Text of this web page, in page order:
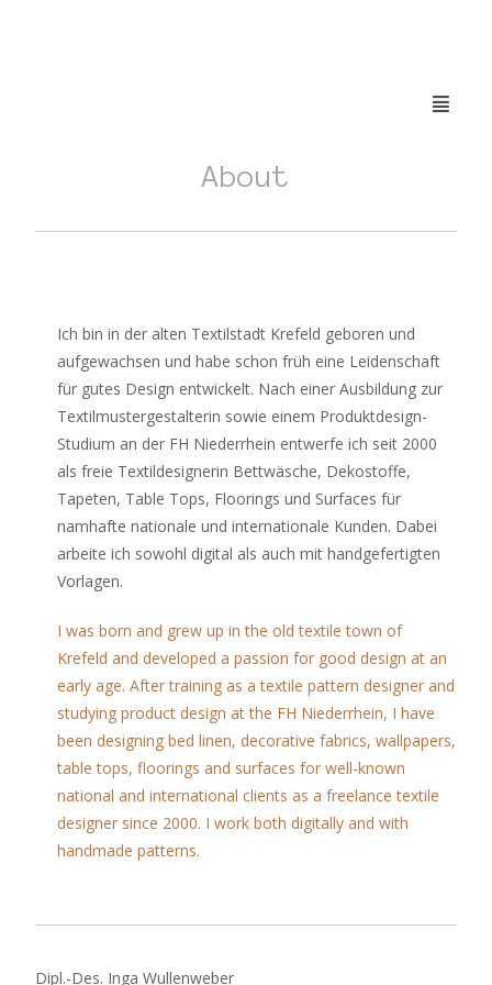
About
Ich bin in der alten Textilstadt Krefeld geboren und
aufgewachsen und habe schon früh eine Leidenschaft
für gutes Design entwickelt. Nach einer Ausbildung zur
Textilmustergestalterin sowie einem Produktdesign-
Studium an der FH Niederrhein entwerfe ich seit 2000
als freie Textildesignerin Bettwäsche, Dekostoffe,
Tapeten, Table Tops, Floorings und Surfaces für
namhafte nationale und internationale Kunden. Dabei
arbeite ich sowohl digital als auch mit handgefertigten
Vorlagen.
I was born and grew up in the old textile town of
Krefeld and developed a passion for good design at an
early age. After training as a textile pattern designer and
studying product design at the FH Niederrhein, I have
been designing bed linen, decorative fabrics, wallpapers,
table tops, floorings and surfaces for well-known
national and international clients as a freelance textile
designer since 2000. I work both digitally and with
handmade patterns.
Dipl.-Des. Inga Wullenweber